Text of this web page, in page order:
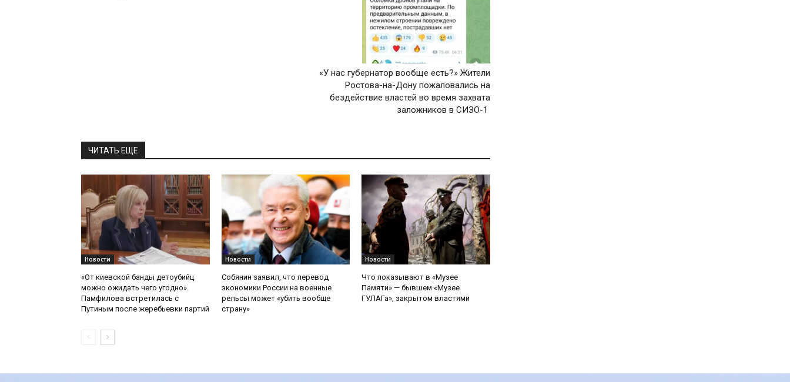
«У нас губернатор вообще есть?» Жители
Ростова-на-Дону пожаловались на
бездействие властей во время захвата
заложников в СИЗО-1
ЧИТАТЬ ЕЩЕ
Новости
«От киевской банды детоубийц
можно ожидать чего угодно».
Памфилова встретилась с
Путиным после жеребьевки партий
Новости
Собянин заявил, что перевод
экономики России на военные
рельсы может «убить вообще
страну»
Новости
Что показывают в «Музее
Памяти» — бывшем «Музее
ГУЛАГа», закрытом властями